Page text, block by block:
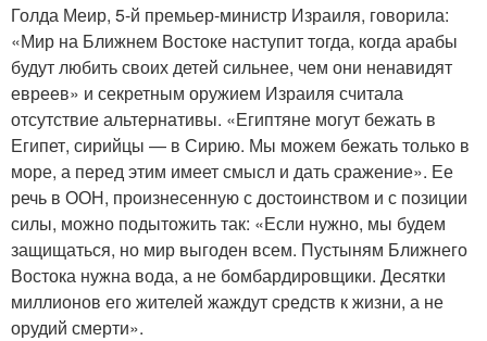
Голда Меир, 5-й премьер-министр Израиля, говорила:
«Мир на Ближнем Востоке наступит тогда, когда арабы
будут любить своих детей сильнее, чем они ненавидят
евреев» и секретным оружием Израиля считала
отсутствие альтернативы. «Египтяне могут бежать в
Египет, сирийцы — в Сирию. Мы можем бежать только в
море, а перед этим имеет смысл и дать сражение». Ее
речь в ООН, произнесенную с достоинством и с позиции
силы, можно подытожить так: «Если нужно, мы будем
защищаться, но мир выгоден всем. Пустыням Ближнего
Востока нужна вода, а не бомбардировщики. Десятки
миллионов его жителей жаждут средств к жизни, а не
орудий смерти».